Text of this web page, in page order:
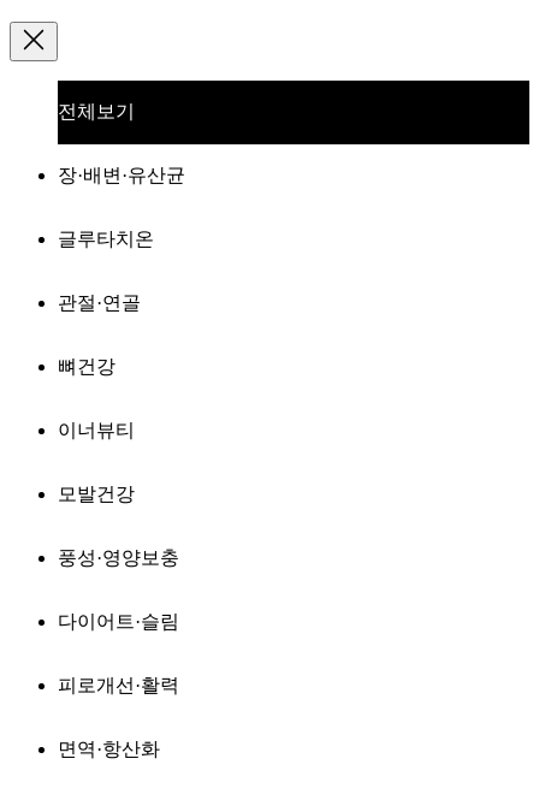
전체보기
장·배변·유산균
글루타치온
관절·연골
뼈건강
이너뷰티
모발건강
풍성·영양보충
다이어트·슬림
피로개선·활력
면역·항산화